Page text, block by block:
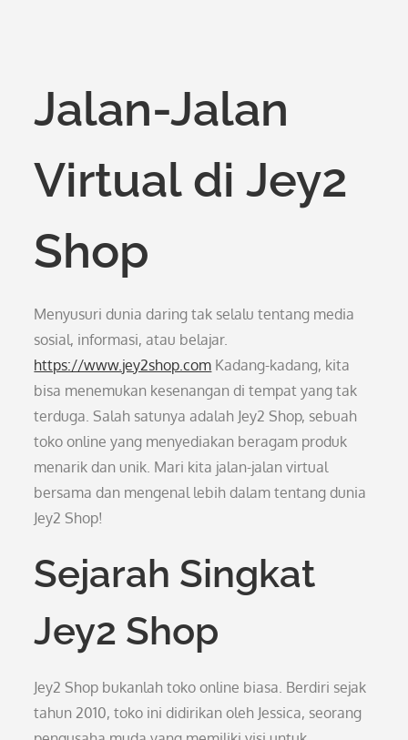
Jalan-Jalan
Virtual di Jey2
Shop
Menyusuri dunia daring tak selalu tentang media
sosial, informasi, atau belajar.
https://www.jey2shop.com Kadang-kadang, kita
bisa menemukan kesenangan di tempat yang tak
terduga. Salah satunya adalah Jey2 Shop, sebuah
toko online yang menyediakan beragam produk
menarik dan unik. Mari kita jalan-jalan virtual
bersama dan mengenal lebih dalam tentang dunia
Jey2 Shop!
Sejarah Singkat
Jey2 Shop
Jey2 Shop bukanlah toko online biasa. Berdiri sejak
tahun 2010, toko ini didirikan oleh Jessica, seorang